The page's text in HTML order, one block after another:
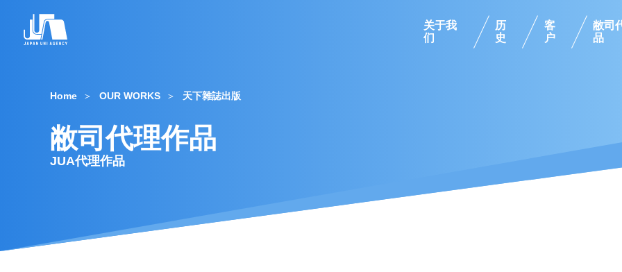
关于我
们
历
史
客
户
敝司
品
Home OUR WORKS 天下雜誌出版
敝司代理作品
JUA代理作品